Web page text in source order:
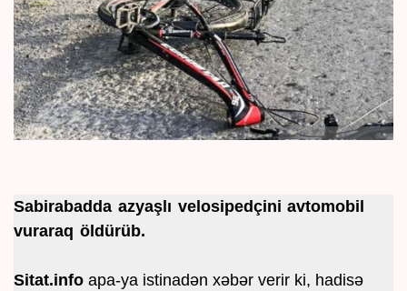
Sabirabadda azyaşlı velosipedçini avtomobil
vuraraq öldürüb.
Sitat.info apa-ya istinadən xəbər verir ki, hadisə